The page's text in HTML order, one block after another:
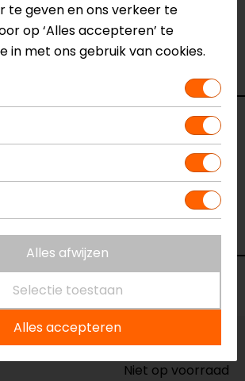
& passen en staan onze
voor je klaar met advies.
andere motorkollen.
Motorkol
Niet op voorraad
te geven en ons verkeer te
op ‘Alles accepteren’ te
in met ons gebruik van cookies.
Alles afwijzen
Selectie toestaan
Alles accepteren